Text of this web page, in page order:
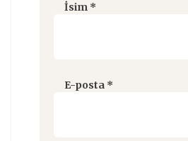
İsim *
E-posta *